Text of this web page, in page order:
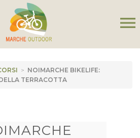
menu
> NOIMARCHE BIKELIFE:
TERRACOTTA